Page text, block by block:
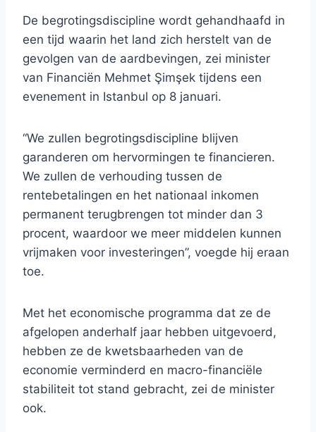
De begrotingsdiscipline wordt gehandhaafd in
een tijd waarin het land zich herstelt van de
gevolgen van de aardbevingen, zei minister
van Financiën Mehmet Şimşek tijdens een
evenement in Istanbul op 8 januari.
“We zullen begrotingsdiscipline blijven
garanderen om hervormingen te financieren.
We zullen de verhouding tussen de
rentebetalingen en het nationaal inkomen
permanent terugbrengen tot minder dan 3
procent, waardoor we meer middelen kunnen
vrijmaken voor investeringen”, voegde hij eraan
toe.
Met het economische programma dat ze de
afgelopen anderhalf jaar hebben uitgevoerd,
hebben ze de kwetsbaarheden van de
economie verminderd en macro-financiële
stabiliteit tot stand gebracht, zei de minister
ook.